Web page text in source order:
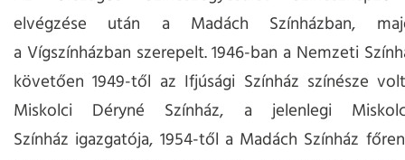
elvégzése után a Madách Színházban,
a Vígszínházban szerepelt. 1946-ban a Nemzeti
követően 1949-től az Ifjúsági Színház színésze
Miskolci Déryné Színház, a jelenlegi
Színház igazgatója, 1954-től a Madách Színház